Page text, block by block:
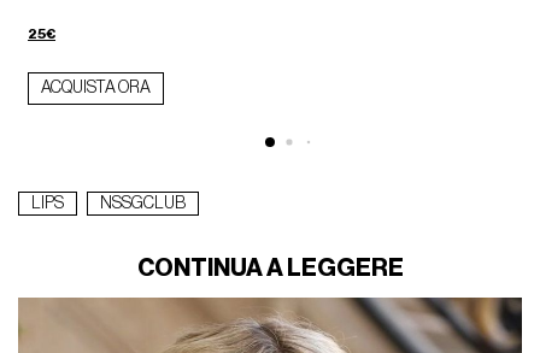
25€
ACQUISTA ORA
LIPS NSSGCLUB
CONTINUA A LEGGERE